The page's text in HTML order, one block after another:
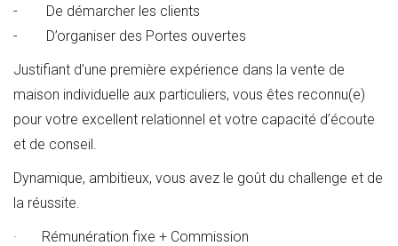
- De démarcher les clients
- D’organiser des Portes ouvertes
Justifiant d’une première expérience dans la vente de
maison individuelle aux particuliers, vous êtes reconnu(e)
pour votre excellent relationnel et votre capacité d’écoute
et de conseil.
Dynamique, ambitieux, vous avez le goût du challenge et de
la réussite.
· Rémunération fixe + Commission